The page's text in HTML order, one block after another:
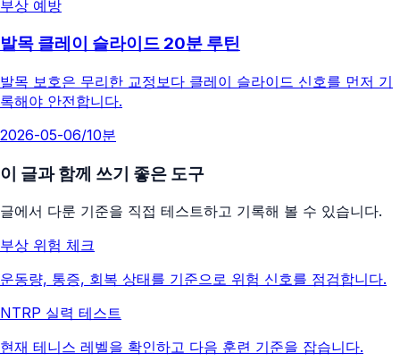
부상 예방
발목 클레이 슬라이드 20분 루틴
발목 보호은 무리한 교정보다 클레이 슬라이드 신호를 먼저 기
록해야 안전합니다.
2026-05-06/10분
이 글과 함께 쓰기 좋은 도구
글에서 다룬 기준을 직접 테스트하고 기록해 볼 수 있습니다.
부상 위험 체크
운동량, 통증, 회복 상태를 기준으로 위험 신호를 점검합니다.
NTRP 실력 테스트
현재 테니스 레벨을 확인하고 다음 훈련 기준을 잡습니다.